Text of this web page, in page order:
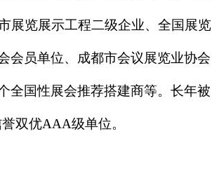
展览展示工程二级企业、全国展览
会员单位、成都市会议展览业协会
全国性展会推荐搭建商等。长年被
双优AAA级单位。